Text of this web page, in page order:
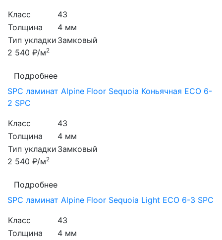
Класс
43
Толщина
4 мм
Тип укладки Замковый
2 540 ₽/м2
Подробнее
SPC ламинат Alpine Floor Sequoia Коньячная ЕСО 6-
2 SPC
Класс
43
Толщина
4 мм
Тип укладки Замковый
2 540 ₽/м2
Подробнее
SPC ламинат Alpine Floor Sequoia Light ЕСО 6-3 SPC
Класс
43
Толщина
4 мм